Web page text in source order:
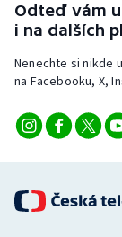
Odteď vám
i na dalších
Nenechte si nikde
na Facebooku, X,